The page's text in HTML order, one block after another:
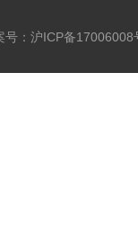
： 沪ICP备17006008